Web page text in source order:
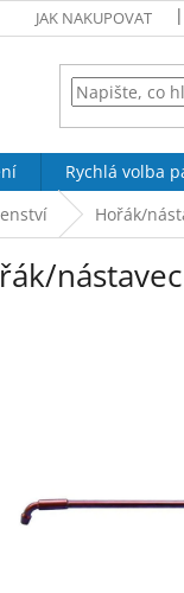
JAK NAKUPOVAT
Rychlá volba
Hořák/